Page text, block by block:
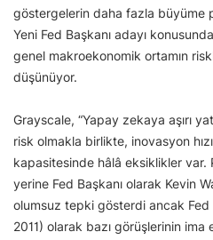
göstergelerin daha fazla büyüme
Yeni Fed Başkanı adayı
genel makroekonomik ortamın
düşünüyor.
Grayscale, “Yapay zekaya aşırı
risk olmakla birlikte, inovasyon
kapasitesinde hâlâ eksiklikler var.
yerine Fed Başkanı olarak Kevin
olumsuz tepki gösterdi ancak Fed
2011) olarak bazı görüşlerinin